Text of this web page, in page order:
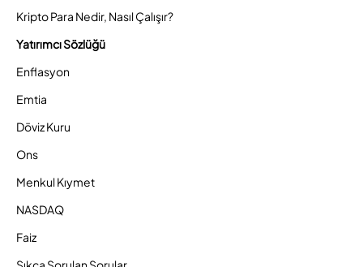
Kripto Para Nedir, Nasıl Çalışır?
Yatırımcı Sözlüğü
Enflasyon
Emtia
Döviz Kuru
Ons
Menkul Kıymet
NASDAQ
Faiz